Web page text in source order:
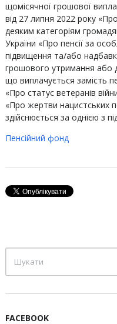
щомісячної грошової
від 27 липня 2022 року
деяким категоріям
України «Про пенсії за
підвищення та/або
грошового утримання або
що виплачується замість
«Про статус ветеранів
«Про жертви нацистських
здійснюється за однією з
Пенсійний фонд
FACEBOOK